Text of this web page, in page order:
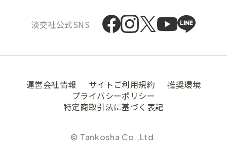
淡交社公式SNS
運営会社情報 サイトご利用規約
推奨環境
プライバシーポリシー
特定商取引法に基づく表記
© Tankosha Co.,Ltd.